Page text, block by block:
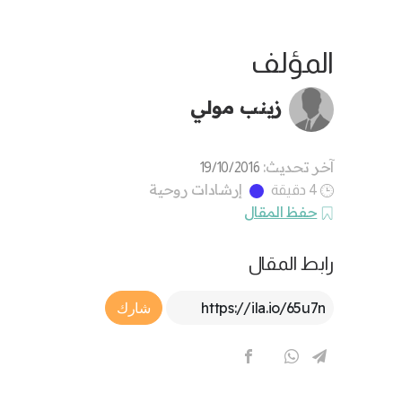
المؤلف
زينب مولي
آخر تحديث: 19/10/2016
4 دقيقة
إرشادات روحية
حفظ المقال
رابط المقال
Article Link
شارك